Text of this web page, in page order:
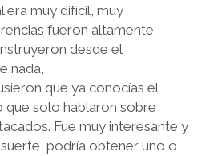
era muy difícil, muy
fueron altamente
desde el
nada,
que ya conocías el
solo hablaron sobre
Fue muy interesante y
podría obtener uno o